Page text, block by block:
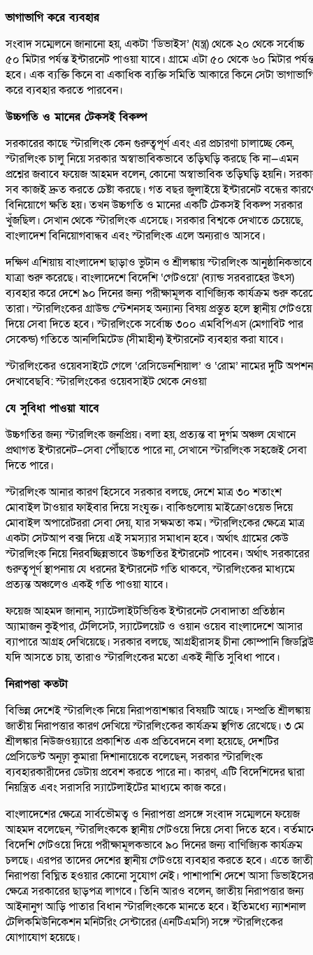
ভাগাভাগি করে ব্যবহার
সংবাদ সম্মেলনে জানানো হয়, একটা ‘ডিভাইস’ (যন্ত্র) থেকে ২০ থেকে সর্বোচ্চ
৫০ মিটার পর্যন্ত ইন্টারনেট পাওয়া যাবে। গ্রামে এটা ৫০ থেকে ৬০ মিটার
হবে। এক ব্যক্তি কিনে বা একাধিক ব্যক্তি সমিতি আকারে কিনে সেটা
করে ব্যবহার করতে পারবেন।
উচ্চগতি ও মানের টেকসই বিকল্প
সরকারের কাছে স্টারলিংক কেন গুরুত্বপূর্ণ এবং এর প্রচারণা চালাচ্ছে কেন,
স্টারলিংক চালু নিয়ে সরকার অস্বাভাবিকভাবে তড়িঘড়ি করছে কি না—এমন
প্রশ্নের জবাবে ফয়েজ আহমদ বলেন, কোনো অস্বাভাবিক তড়িঘড়ি হয়নি।
সব কাজই দ্রুত করতে চেষ্টা করছে। গত বছর জুলাইয়ে ইন্টারনেট বন্ধের
বিনিয়োগে ক্ষতি হয়। তখন উচ্চগতি ও মানের একটি টেকসই বিকল্প সরকার
খুঁজছিল। সেখান থেকে স্টারলিংক এসেছে। সরকার বিশ্বকে দেখাতে চেয়েছে,
বাংলাদেশ বিনিয়োগবান্ধব এবং স্টারলিংক এলে অন্যরাও আসবে।
দক্ষিণ এশিয়ায় বাংলাদেশ ছাড়াও ভুটান ও শ্রীলঙ্কায় স্টারলিংক আনুষ্ঠানিকভাবে
যাত্রা শুরু করেছে। বাংলাদেশে বিদেশি ‘গেটওয়ে’ (ব্যান্ড সরবরাহের উৎস)
ব্যবহার করে দেশে ৯০ দিনের জন্য পরীক্ষামূলক বাণিজ্যিক কার্যক্রম শুরু
তারা। স্টারলিংকের গ্রাউন্ড স্টেশনসহ অন্যান্য বিষয় প্রস্তুত হলে স্থানীয় গেটওয়ে
দিয়ে সেবা দিতে হবে। স্টারলিংকে সর্বোচ্চ ৩০০ এমবিপিএস (মেগাবিট পার
সেকেন্ড) গতিতে আনলিমিটেড (সীমাহীন) ইন্টারনেট ব্যবহার করা যাবে।
স্টারলিংকের ওয়েবসাইটে গেলে ‘রেসিডেনশিয়াল’ ও ‘রোম’ নামের দুটি অপশন
দেখাবেছবি: স্টারলিংকের ওয়েবসাইট থেকে নেওয়া
যে সুবিধা পাওয়া যাবে
উচ্চগতির জন্য স্টারলিংক জনপ্রিয়। বলা হয়, প্রত্যন্ত বা দুর্গম অঞ্চল যেখানে
প্রথাগত ইন্টারনেট–সেবা পৌঁছাতে পারে না, সেখানে স্টারলিংক সহজেই সেবা
দিতে পারে।
স্টারলিংক আনার কারণ হিসেবে সরকার বলছে, দেশে মাত্র ৩০ শতাংশ
মোবাইল টাওয়ার ফাইবার দিয়ে সংযুক্ত। বাকিগুলোয় মাইক্রোওয়েভ দিয়ে
মোবাইল অপারেটররা সেবা দেয়, যার সক্ষমতা কম। স্টারলিংকের ক্ষেত্রে মাত্র
একটা সেটআপ বক্স দিয়ে এই সমস্যার সমাধান হবে। অর্থাৎ গ্রামের কেউ
স্টারলিংক নিয়ে নিরবচ্ছিন্নভাবে উচ্চগতির ইন্টারনেট পাবেন। অর্থাৎ সরকারের
গুরুত্বপূর্ণ স্থাপনায় যে ধরনের ইন্টারনেট গতি থাকবে, স্টারলিংকের মাধ্যমে
প্রত্যন্ত অঞ্চলেও একই গতি পাওয়া যাবে।
ফয়েজ আহমদ জানান, স্যাটেলাইটভিত্তিক ইন্টারনেট সেবাদাতা প্রতিষ্ঠান
অ্যামাজন কুইপার, টেলিসেট, স্যাটেলয়েট ও ওয়ান ওয়েব বাংলাদেশে আসার
ব্যাপারে আগ্রহ দেখিয়েছে। সরকার বলছে, আগ্রহীরাসহ চীনা কোম্পানি
যদি আসতে চায়, তারাও স্টারলিংকের মতো একই নীতি সুবিধা পাবে।
নিরাপত্তা কতটা
বিভিন্ন দেশেই স্টারলিংক নিয়ে নিরাপত্তাশঙ্কার বিষয়টি আছে। সম্প্রতি শ্রীলঙ্কায়
জাতীয় নিরাপত্তার কারণ দেখিয়ে স্টারলিংকের কার্যক্রম স্থগিত রেখেছে। ৩ মে
শ্রীলঙ্কার নিউজওয়্যারে প্রকাশিত এক প্রতিবেদনে বলা হয়েছে, দেশটির
প্রেসিডেন্ট অনূঢ়া কুমারা দিশানায়েকে বলেছেন, সরকার স্টারলিংক
ব্যবহারকারীদের ডেটায় প্রবেশ করতে পারে না। কারণ, এটি বিদেশিদের দ্বারা
নিয়ন্ত্রিত এবং সরাসরি স্যাটেলাইটের মাধ্যমে কাজ করে।
বাংলাদেশের ক্ষেত্রে সার্বভৌমত্ব ও নিরাপত্তা প্রসঙ্গে সংবাদ সম্মেলনে ফয়েজ
আহমদ বলেছেন, স্টারলিংককে স্থানীয় গেটওয়ে দিয়ে সেবা দিতে হবে।
বিদেশি গেটওয়ে দিয়ে পরীক্ষামূলকভাবে ৯০ দিনের জন্য বাণিজ্যিক কার্যক্রম
চলছে। এরপর তাদের দেশের স্থানীয় গেটওয়ে ব্যবহার করতে হবে। এতে
নিরাপত্তা বিঘ্নিত হওয়ার কোনো সুযোগ নেই। পাশাপাশি দেশে আসা ডিভাইসের
ক্ষেত্রে সরকারের ছাড়পত্র লাগবে। তিনি আরও বলেন, জাতীয় নিরাপত্তার জন্য
আইনানুগ আড়ি পাতার বিধান স্টারলিংককে মানতে হবে। ইতিমধ্যে ন্যাশনাল
টেলিকমিউনিকেশন মনিটরিং সেন্টারের (এনটিএমসি) সঙ্গে স্টারলিংকের
যোগাযোগ হয়েছে।